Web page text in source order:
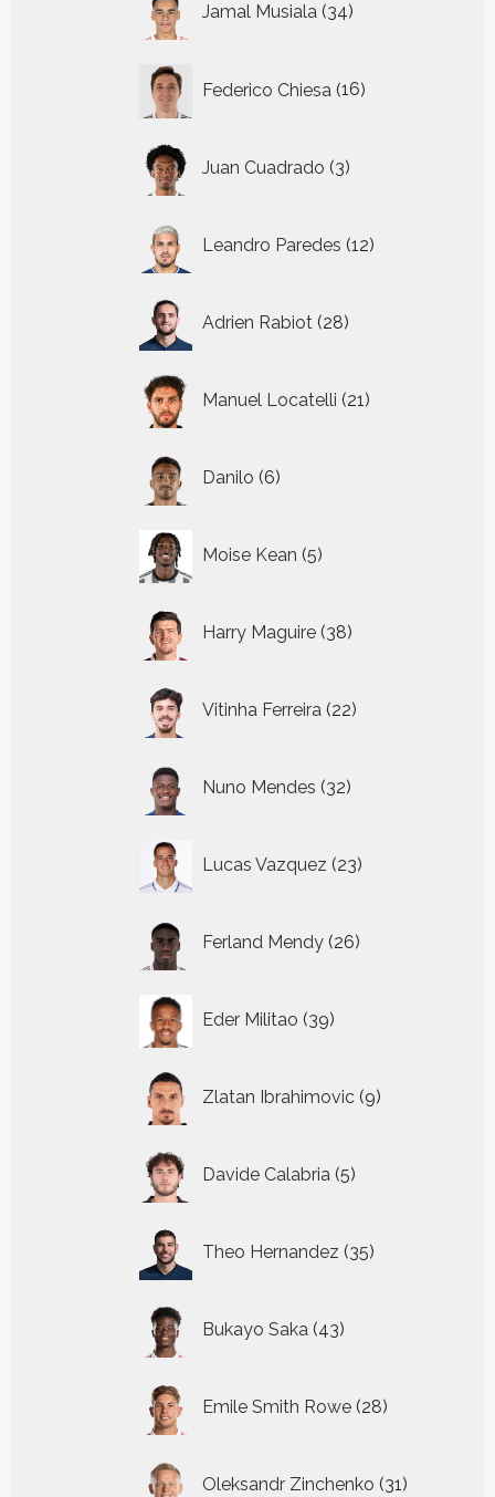
Jamal Musiala 34
producten
Federico Chiesa 16
producten
Juan Cuadrado 3
producten
Leandro Paredes 12
producten
Adrien Rabiot 28
producten
Manuel Locatelli 21
producten
Danilo 6
producten
Moise Kean 5
producten
Harry Maguire 38
producten
Vitinha Ferreira 22
producten
Nuno Mendes 32
producten
Lucas Vazquez 23
producten
Ferland Mendy 26
producten
Eder Militao 39
producten
Zlatan Ibrahimovic 9
producten
Davide Calabria 5
producten
Theo Hernandez 35
producten
Bukayo Saka 43
producten
Emile Smith Rowe 28
producten
Oleksandr Zinchenko 31